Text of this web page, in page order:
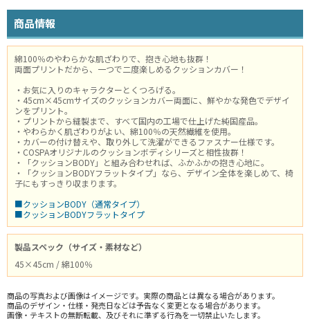
商品情報
綿100％のやわらかな肌ざわりで、抱き心地も抜群！
両面プリントだから、一つで二度楽しめるクッションカバー！
・お気に入りのキャラクターとくつろげる。
・45cm×45cmサイズのクッションカバー両面に、鮮やかな発色でデザイ
ンをプリント。
・プリントから縫製まで、すべて国内の工場で仕上げた純国産品。
・やわらかく肌ざわりがよい、綿100％の天然繊維を使用。
・カバーの付け替えや、取り外して洗濯ができるファスナー仕様です。
・COSPAオリジナルのクッションボディシリーズと相性抜群！
・「クッションBODY」と組み合わせれば、ふかふかの抱き心地に。
・「クッションBODYフラットタイプ」なら、デザイン全体を楽しめて、椅
子にもすっきり収まります。
■クッションBODY（通常タイプ）
■クッションBODYフラットタイプ
製品スペック（サイズ・素材など）
45×45cm / 綿100％
商品の写真および画像はイメージです。実際の商品とは異なる場合があります。
商品のデザイン・仕様・発売日などは予告なく変更となる場合があります。
画像・テキストの無断転載、及びそれに準ずる行為を一切禁止いたします。